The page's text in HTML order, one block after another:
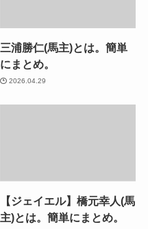
三浦勝仁(馬主)とは。簡単
にまとめ。
2026.04.29
【ジェイエル】橋元幸人(馬
主)とは。簡単にまとめ。